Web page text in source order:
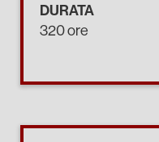
DURATA
320 ore